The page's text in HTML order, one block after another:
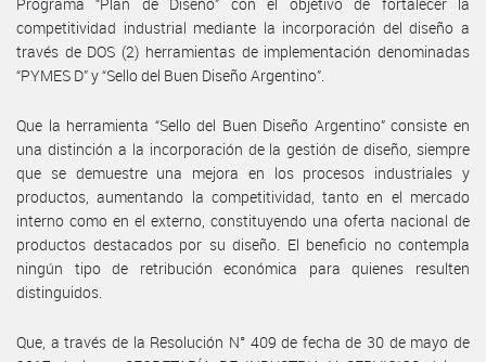
competitividad industrial mediante la incorporación del diseño a
través de DOS (2) herramientas de implementación denominadas
“PYMES D” y “Sello del Buen Diseño Argentino”.
Que la herramienta “Sello del Buen Diseño Argentino” consiste en
una distinción a la incorporación de la gestión de diseño, siempre
que se demuestre una mejora en los procesos industriales y
productos, aumentando la competitividad, tanto en el mercado
interno como en el externo, constituyendo una oferta nacional de
productos destacados por su diseño. El beneficio no contempla
ningún tipo de retribución económica para quienes resulten
distinguidos.
Que, a través de la Resolución N° 409 de fecha de 30 de mayo de